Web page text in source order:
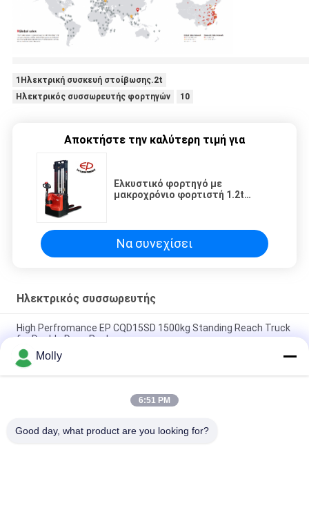
1Ηλεκτρική συσκευή στοίβωσης.2t
Ηλεκτρικός συσσωρευτής φορτηγών
10
Αποκτήστε την καλύτερη τιμή για
Ελκυστικό φορτηγό με
μακροχρόνιο φορτιστή 1.2t
Να συνεχίσει
Ηλεκτρικός συσσωρευτής
High Perfromance EP CQD15SD 1500kg Standing Reach Truck
for Double Deep Racks
EP RSL16 PRO 1600kg Αναδιπλούμενος στοίβαξης λιθίου για
στενούς διαδρόμους αποθήκης
Ελκτρικός συσσωρευτής αποθήκευσης βαρέος φορτίου 1,2
Molly
6:51 PM
Good day, what product are you looking for?